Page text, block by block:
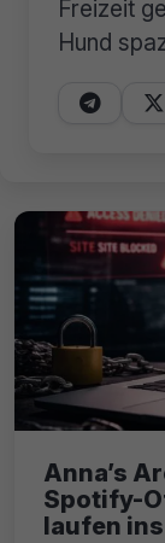
Freizeit
Hund
 
Anna’s
Spotify-
laufen